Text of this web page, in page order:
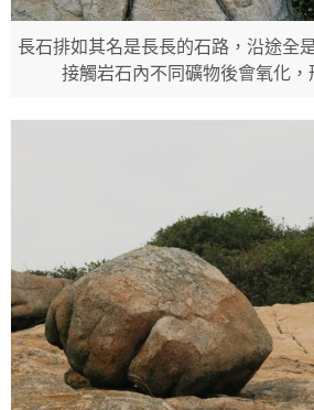
長石排如其名是長長的石路，沿途全
接觸岩石內不同礦物後會氧化，